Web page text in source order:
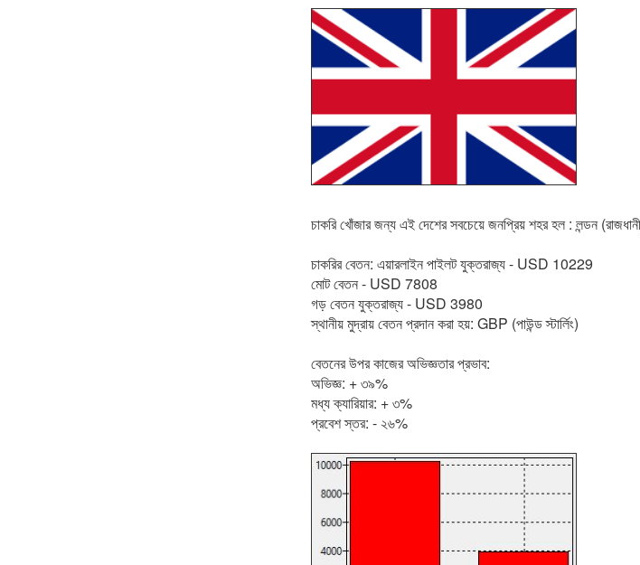
চাকরি খোঁজার জন্য এই দেশের সবচেয়ে জনপ্রিয় শহর হল : লন্ডন
চাকরির বেতন: এয়ারলাইন পাইলট যুক্তরাজ্য - USD 10229
মোট বেতন - USD 7808
গড় বেতন যুক্তরাজ্য - USD 3980
স্থানীয় মুদ্রায় বেতন প্রদান করা হয়: GBP (পাউন্ড স্টার্লিং)
বেতনের উপর কাজের অভিজ্ঞতার প্রভাব:
অভিজ্ঞ: + ৩৯%
মধ্য ক্যারিয়ার: + ৩%
প্রবেশ স্তর: - ২৬%